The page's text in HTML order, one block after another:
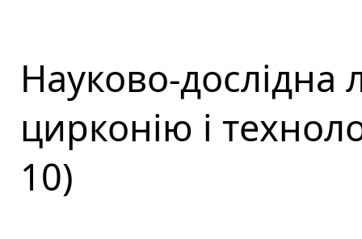
Науково-дослідна
цирконію і
10)